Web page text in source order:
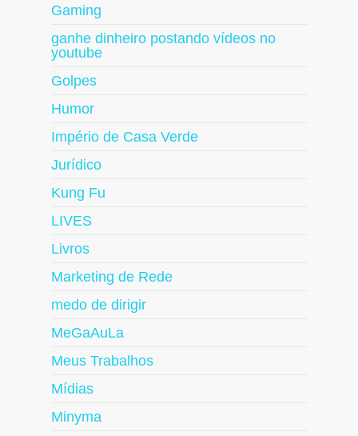
Gaming
ganhe dinheiro postando vídeos no
youtube
Golpes
Humor
Império de Casa Verde
Jurídico
Kung Fu
LIVES
Livros
Marketing de Rede
medo de dirigir
MeGaAuLa
Meus Trabalhos
Mídias
Minyma